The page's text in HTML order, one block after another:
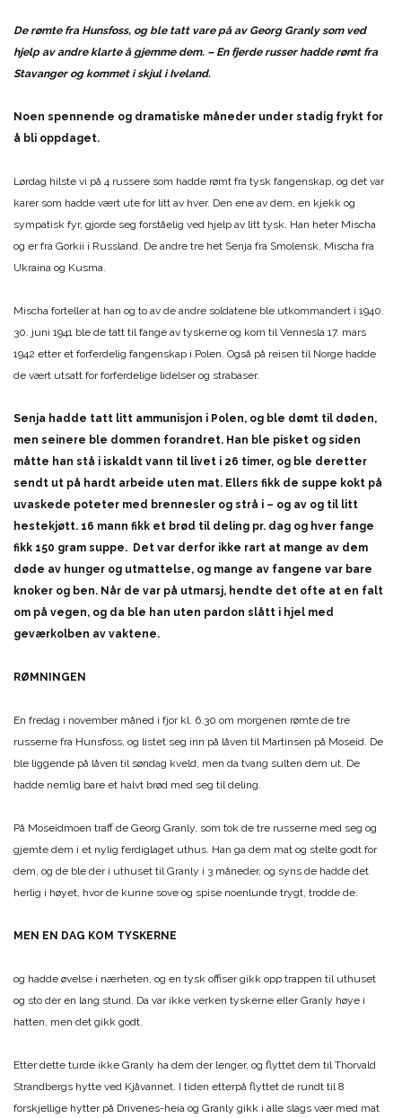
De rømte fra Hunsfoss, og ble tatt vare på av Georg Granly som ved
hjelp av andre klarte å gjemme dem. – En fjerde russer hadde rømt fra
Stavanger og kommet i skjul i Iveland.
Noen spennende og dramatiske måneder under stadig frykt for
å bli oppdaget.
Lørdag hilste vi på 4 russere som hadde rømt fra tysk fangenskap, og det var
karer som hadde vært ute for litt av hver. Den ene av dem, en kjekk og
sympatisk fyr, gjorde seg forståelig ved hjelp av litt tysk. Han heter Mischa
og er fra Gorkii i Russland. De andre tre het Senja fra Smolensk, Mischa fra
Ukraina og Kusma.
Mischa forteller at han og to av de andre soldatene ble utkommandert i 1940.
30. juni 1941 ble de tatt til fange av tyskerne og kom til Vennesla 17. mars
1942 etter et forferdelig fangenskap i Polen. Også på reisen til Norge hadde
de vært utsatt for forferdelige lidelser og strabaser.
Senja hadde tatt litt ammunisjon i Polen, og ble dømt til døden,
men seinere ble dommen forandret. Han ble pisket og siden
måtte han stå i iskaldt vann til livet i 26 timer, og ble deretter
sendt ut på hardt arbeide uten mat. Ellers fikk de suppe kokt på
uvaskede poteter med brennesler og strå i – og av og til litt
hestekjøtt. 16 mann fikk et brød til deling pr. dag og hver fange
fikk 150 gram suppe. Det var derfor ikke rart at mange av dem
døde av hunger og utmattelse, og mange av fangene var bare
knoker og ben. Når de var på utmarsj, hendte det ofte at en falt
om på vegen, og da ble han uten pardon slått i hjel med
geværkolben av vaktene.
RØMNINGEN
En fredag i november måned i fjor kl. 6.30 om morgenen rømte de tre
russerne fra Hunsfoss, og listet seg inn på låven til Martinsen på Moseid. De
ble liggende på låven til søndag kveld, men da tvang sulten dem ut. De
hadde nemlig bare et halvt brød med seg til deling.
På Moseidmoen traff de Georg Granly, som tok de tre russerne med seg og
gjemte dem i et nylig ferdiglaget uthus. Han ga dem mat og stelte godt for
dem, og de ble der i uthuset til Granly i 3 måneder, og syns de hadde det
herlig i høyet, hvor de kunne sove og spise noenlunde trygt, trodde de.
MEN EN DAG KOM TYSKERNE
og hadde øvelse i nærheten, og en tysk offiser gikk opp trappen til uthuset
og sto der en lang stund. Da var ikke verken tyskerne eller Granly høye i
hatten, men det gikk godt.
Etter dette turde ikke Granly ha dem der lenger, og flyttet dem til Thorvald
Strandbergs hytte ved Kjåvannet. I tiden etterpå flyttet de rundt til 8
forskjellige hytter på Drivenes-heia og Granly gikk i alle slags vær med mat